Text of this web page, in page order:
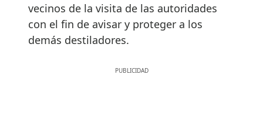
vecinos de la visita de las autoridades
con el fin de avisar y proteger a los
demás destiladores.